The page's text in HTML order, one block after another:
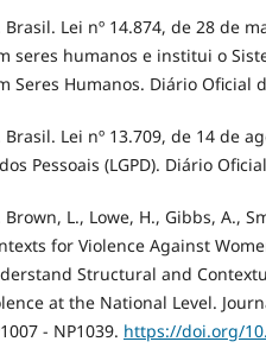
Brasil. Lei nº 14.874, de 28 de
seres humanos e institui o
Seres Humanos. Diário Oficial
Brasil. Lei nº 13.709, de 14 de
Pessoais (LGPD). Diário
Brown, L., Lowe, H., Gibbs, A.,
for Violence Against
Structural and
at the National Level.
- NP1039. https://doi.org/